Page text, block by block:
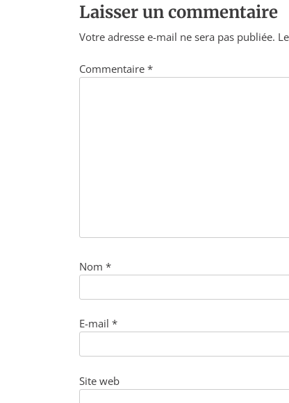
Laisser un commentaire
Votre adresse e-mail ne sera pas publiée.
Commentaire *
Nom *
E-mail *
Site web